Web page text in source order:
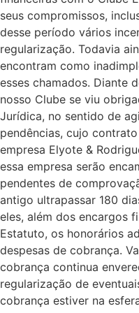
seus compromissos,
desse período vários
regularização. Todavia
encontram como
esses chamados. Diante
nosso Clube se viu
Jurídica, no sentido de
pendências, cujo
empresa Elyote &
essa empresa serão
pendentes de
antigo ultrapassar 180
eles, além dos encargos
Estatuto, os honorários
despesas de cobrança.
cobrança continua
regularização de
cobrança estiver na